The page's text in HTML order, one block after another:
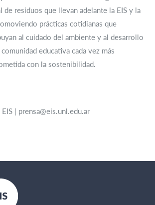
de residuos que llevan adelante la EIS y la
prácticas cotidianas que
al cuidado del ambiente y al desarrollo
educativa cada vez más
con la sostenibilidad.
EIS | prensa@eis.unl.edu.ar